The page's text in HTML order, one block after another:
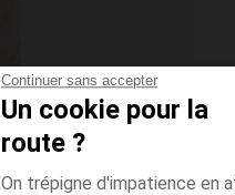
Continuer sans accepter
Un cookie pour la
route ?
On trépigne d'impatience en